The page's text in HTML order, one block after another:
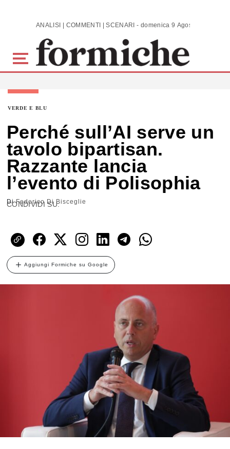
Skip to main content ANALISI | COMMENTI | SCENARI - domenica 9 Agosto 2026
VERDE E BLU
Perché sull’AI serve un
tavolo bipartisan.
Razzante lancia
l’evento di Polisophia
DiFederico Di Bisceglie
CONDIVIDI SU:
Aggiungi Formiche su Google